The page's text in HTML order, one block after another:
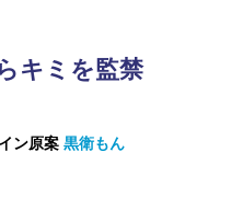
キミを監禁
ン原案 黒衛もん